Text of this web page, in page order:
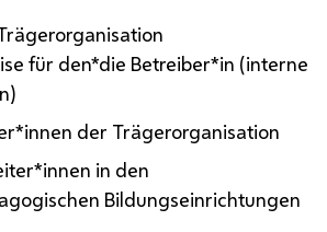
für den*die Betreiber*in (interne
der Trägerorganisation
in den
Bildungseinrichtungen